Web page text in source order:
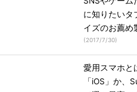
に知りたいタ
イズのお薦め
(2017/7/30)
愛用スマホと
「iOS」か